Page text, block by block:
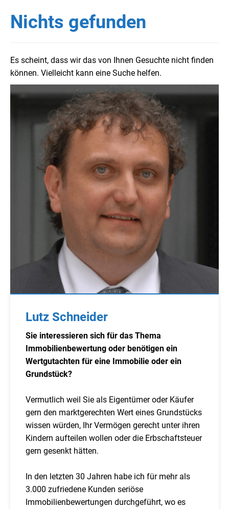
Nichts gefunden
Es scheint, dass wir das von Ihnen Gesuchte nicht finden
können. Vielleicht kann eine Suche helfen.
Lutz Schneider
Sie interessieren sich für das Thema
Immobilienbewertung oder benötigen ein
Wertgutachten für eine Immobilie oder ein
Grundstück?
Vermutlich weil Sie als Eigentümer oder Käufer
gern den marktgerechten Wert eines Grundstücks
wissen würden, Ihr Vermögen gerecht unter ihren
Kindern aufteilen wollen oder die Erbschaftsteuer
gern gesenkt hätten.
In den letzten 30 Jahren habe ich für mehr als
3.000 zufriedene Kunden seriöse
Immobilienbewertungen durchgeführt, wo es